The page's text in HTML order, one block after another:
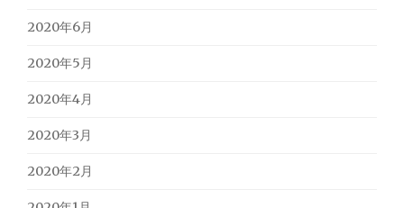
2020年6月
2020年5月
2020年4月
2020年3月
2020年2月